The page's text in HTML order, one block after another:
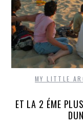
MY LITTLE
ET LA 2 ÉME